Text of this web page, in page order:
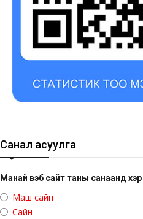
Санал асуулга
Манай вэб сайт таны санаанд
Маш сайн
Сайн